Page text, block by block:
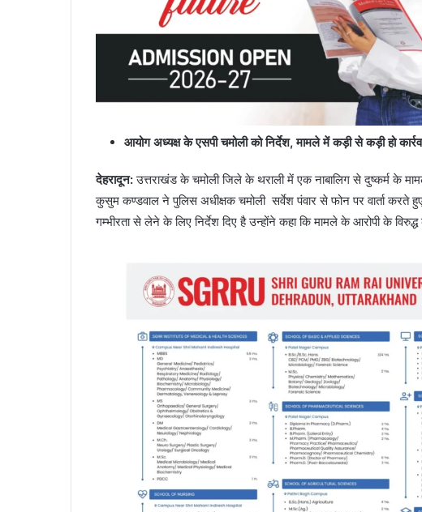
आयोग अध्यक्ष के एसपी चमोली को निर्देश, मामले में कड़ी से कड़ी हो
देहरादून:उत्तराखंड के चमोली जिले के थराली में एक नाबालिग से दुष्कर्म के
कुसुम कण्डवाल ने पुलिस अधीक्षक चमोली सर्वेश पंवार से फोन पर वार्ता करते
गम्भीरता से लेने के लिए निर्देश दिए है उन्होंने कहा कि मामले के आरोपी के विरुद्ध